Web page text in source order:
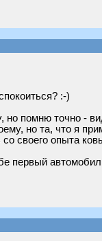
:-)
но помню точно -
но та, что я
со своего опыта
первый